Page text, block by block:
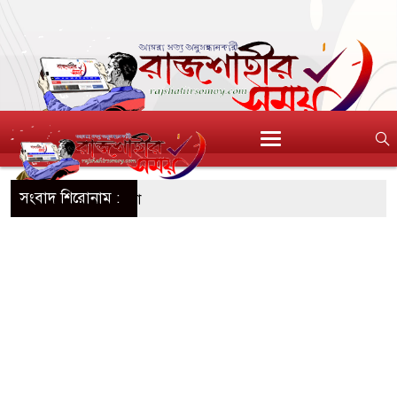
সংবাদ শিরোনাম :
নয়, মায়েরও সুরক্ষা